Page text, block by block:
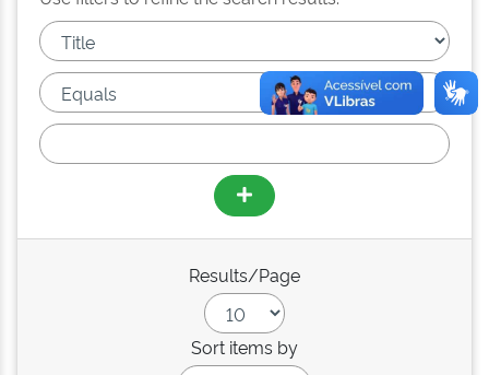
Results/Page
Sort items by